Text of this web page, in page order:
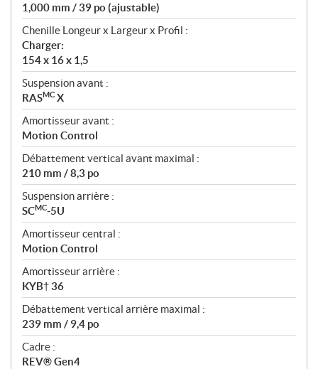
1,000 mm / 39 po (ajustable)
Chenille Longeur x Largeur x Profil :
Charger:
154 x 16 x 1,5
Suspension avant :
RASMC X
Amortisseur avant :
Motion Control
Débattement vertical avant maximal :
210 mm / 8,3 po
Suspension arrière :
SCMC-5U
Amortisseur central :
Motion Control
Amortisseur arrière :
KYB† 36
Débattement vertical arrière maximal :
239 mm / 9,4 po
Cadre :
REV® Gen4